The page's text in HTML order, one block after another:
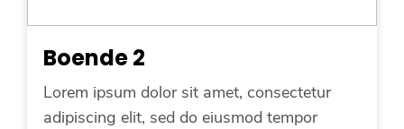
Boende 2
Lorem ipsum dolor sit amet, consectetur
adipiscing elit, sed do eiusmod tempor